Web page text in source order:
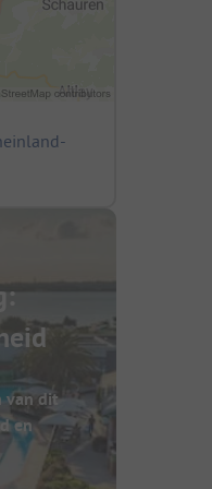
van dit
en